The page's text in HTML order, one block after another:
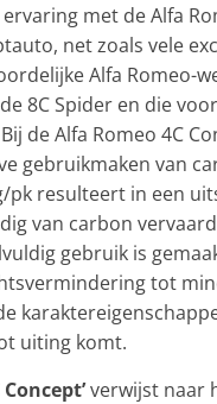
ervaring met de Alfa
net zoals vele
Alfa Romeo-
8C Spider en die
de Alfa Romeo 4C
gebruikmaken van
pk resulteert in een
van carbon
gebruik is
tot
uiting komt.
verwijst naar